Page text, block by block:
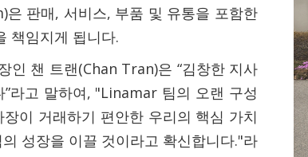
판매, 서비스, 부품 및 유통을 포함한
책임지게 됩니다.
인 챈 트랜(Chan Tran)은 “김창한 지사
라고 말하여, "Linamar 팀의 오랜 구성
이 거래하기 편안한 우리의 핵심 가치
성장을 이끌 것이라고 확신합니다."라